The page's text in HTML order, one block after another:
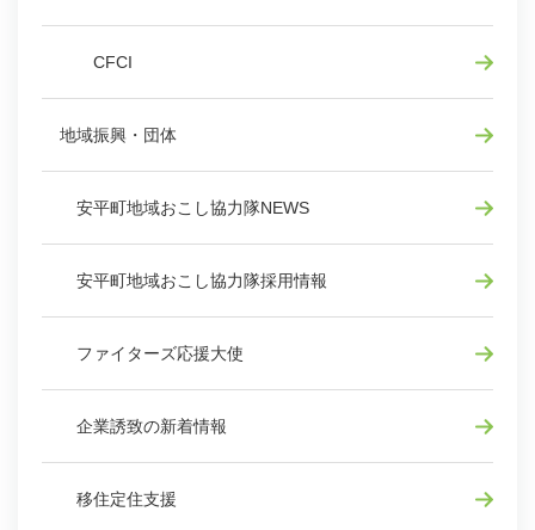
CFCI
地域振興・団体
安平町地域おこし協力隊NEWS
安平町地域おこし協力隊採用情報
ファイターズ応援大使
企業誘致の新着情報
移住定住支援